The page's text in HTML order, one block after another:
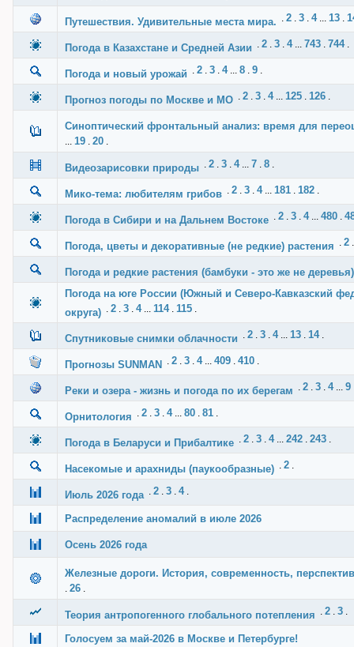
Путешествия. Удивительные места мира. . 2 . 3 . 4... 13 .
Погода в Казахстане и Средней Азии . 2 . 3 . 4... 743 . 744.
Погода и новый урожай . 2 . 3 . 4... 8 . 9 .
Прогноз погоды по Москве и МО . 2 . 3 . 4... 125 . 126 .
Синоптический фронтальный анализ: время для
... 19 . 20 .
Видеозарисовки природы . 2 . 3 . 4... 7 . 8 .
Мико-тема: любителям грибов . 2 . 3 . 4... 181 . 182 .
Погода в Сибири и на Дальнем Востоке . 2 . 3 . 4... 480 .
Погода, цветы и декоративные (не редкие) растения . 2
Погода и редкие растения (бамбуки - это же не деревья)
Погода на юге России (Южный и Северо-Кавказский
округа) . 2 . 3 . 4... 114. 115 .
Cпутниковые снимки облачности . 2 . 3 . 4... 13 . 14.
Прогнозы SUNMAN . 2 . 3 . 4... 409 . 410 .
Реки и озера - жизнь и погода по их берегам . 2 . 3 . 4... 9
Орнитология . 2 . 3 . 4... 80 . 81 .
Погода в Беларуси и Прибалтике . 2 . 3 . 4... 242 . 243 .
Насекомые и арахниды (паукообразные) . 2 .
Июль 2026 года . 2 . 3 . 4.
Распределение аномалий в июле 2026
Осень 2026 года
Железные дороги. История, современность,
. 26 .
Теория антропогенного глобального потепления . 2 . 3 .
Голосуем за май-2026 в Москве и Петербурге!